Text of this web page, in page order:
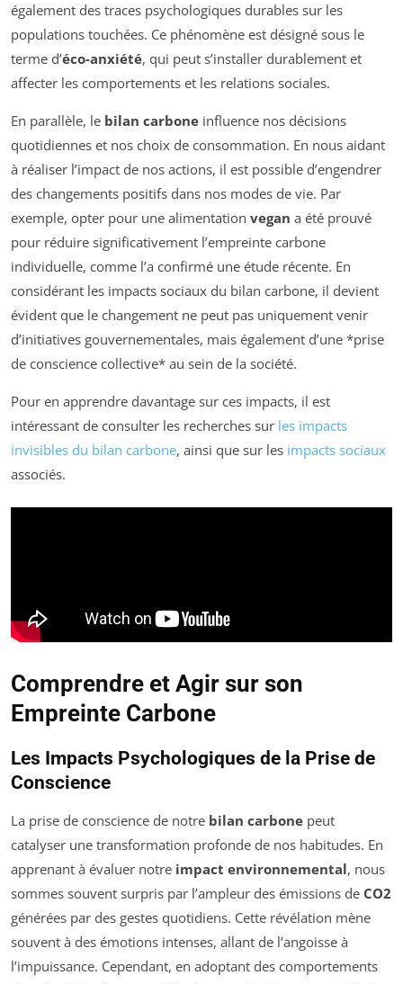
également des traces psychologiques durables sur les
populations touchées. Ce phénomène est désigné sous le
terme d’éco-anxiété, qui peut s’installer durablement et
affecter les comportements et les relations sociales.
En parallèle, le bilan carbone influence nos décisions
quotidiennes et nos choix de consommation. En nous aidant
à réaliser l’impact de nos actions, il est possible d’engendrer
des changements positifs dans nos modes de vie. Par
exemple, opter pour une alimentation vegan a été prouvé
pour réduire significativement l’empreinte carbone
individuelle, comme l’a confirmé une étude récente. En
considérant les impacts sociaux du bilan carbone, il devient
évident que le changement ne peut pas uniquement venir
d’initiatives gouvernementales, mais également d’une *prise
de conscience collective* au sein de la société.
Pour en apprendre davantage sur ces impacts, il est
intéressant de consulter les recherches sur les impacts
invisibles du bilan carbone, ainsi que sur les impacts sociaux
associés.
Comprendre et Agir sur son
Empreinte Carbone
Les Impacts Psychologiques de la Prise de
Conscience
La prise de conscience de notre bilan carbone peut
catalyser une transformation profonde de nos habitudes. En
apprenant à évaluer notre impact environnemental, nous
sommes souvent surpris par l’ampleur des émissions de CO2
générées par des gestes quotidiens. Cette révélation mène
souvent à des émotions intenses, allant de l’angoisse à
l’impuissance. Cependant, en adoptant des comportements